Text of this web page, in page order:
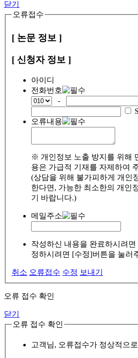
닫기
오류접수
[ 논문 정보 ]
[ 신청자 정보 ]
아이디
전화번호
-
오류내용
※ 개인정보 노출 방지를 위해
용은 가급적 기재를 자제하여
(상담을 위해 불가피하게 개인
한다면, 가능한 최소한의 개인
기 바랍니다.)
메일주소
작성하신 내용을 완료하시려
정하시려면 [수정]버튼을 눌러
취소 오류접수 수정 보내기
오류 접수 확인
닫기
오류 접수 확인
고객님, 오류접수가 정상적으